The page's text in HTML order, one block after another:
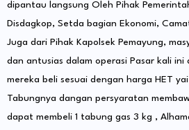
dipantau langsung Oleh Pihak
Disdagkop, Setda bagian Ekonomi,
Juga dari Pihak Kapolsek Pemayung,
dan antusias dalam operasi Pasar kali ini
mereka beli sesuai dengan harga HET
Tabungnya dangan persyaratan
dapat membeli 1 tabung gas 3 kg ,